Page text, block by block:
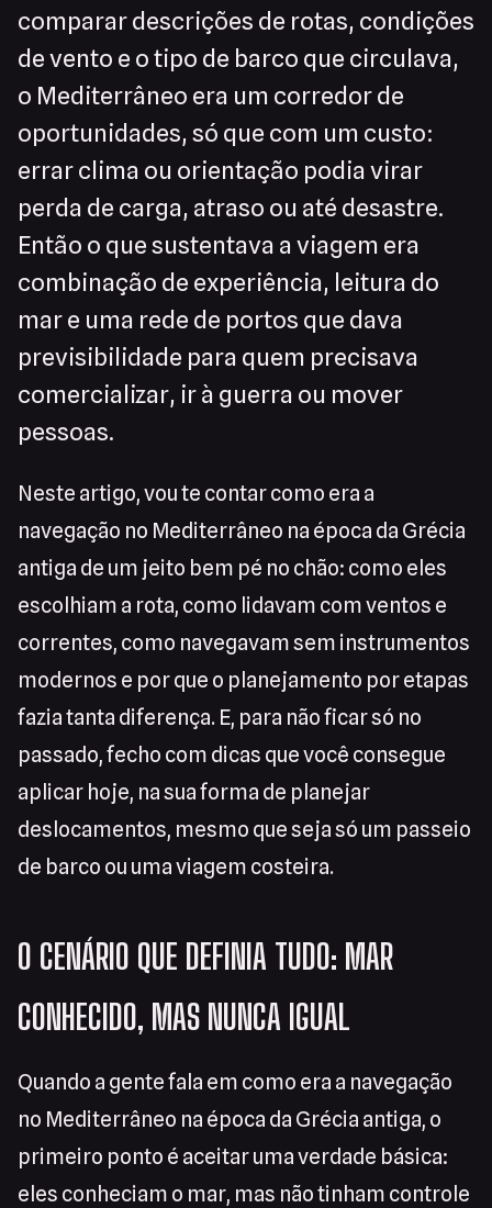
comparar descrições de rotas, condições
de vento e o tipo de barco que circulava,
o Mediterrâneo era um corredor de
oportunidades, só que com um custo:
errar clima ou orientação podia virar
perda de carga, atraso ou até desastre.
Então o que sustentava a viagem era
combinação de experiência, leitura do
mar e uma rede de portos que dava
previsibilidade para quem precisava
comercializar, ir à guerra ou mover
pessoas.
Neste artigo, vou te contar como era a
navegação no Mediterrâneo na época da Grécia
antiga de um jeito bem pé no chão: como eles
escolhiam a rota, como lidavam com ventos e
correntes, como navegavam sem instrumentos
modernos e por que o planejamento por etapas
fazia tanta diferença. E, para não ficar só no
passado, fecho com dicas que você consegue
aplicar hoje, na sua forma de planejar
deslocamentos, mesmo que seja só um passeio
de barco ou uma viagem costeira.
O CENÁRIO QUE DEFINIA TUDO: MAR
CONHECIDO, MAS NUNCA IGUAL
Quando a gente fala em como era a navegação
no Mediterrâneo na época da Grécia antiga, o
primeiro ponto é aceitar uma verdade básica:
eles conheciam o mar, mas não tinham controle